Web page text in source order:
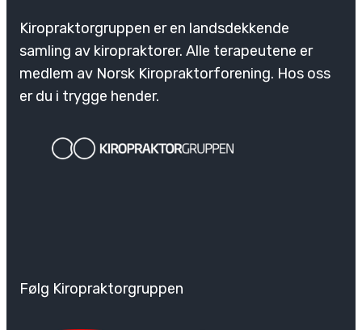
Kiropraktorgruppen er en landsdekkende
samling av kiropraktorer. Alle terapeutene er
medlem av Norsk Kiropraktorforening. Hos oss
er du i trygge hender.
Følg Kiropraktorgruppen